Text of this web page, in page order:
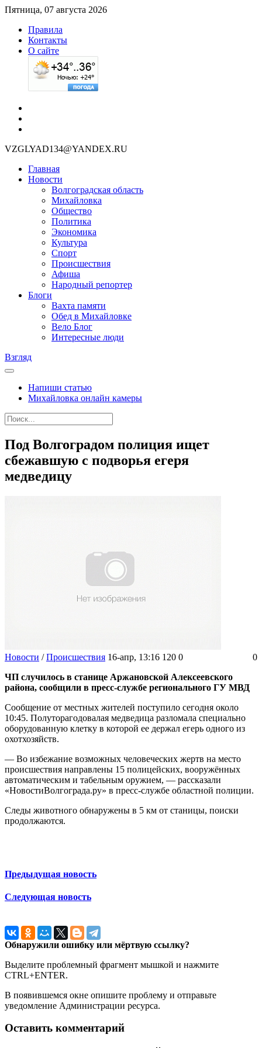
Пятница, 07 августа 2026
Правила
Контакты
О сайте
VZGLYAD134@YANDEX.RU
Главная
Новости
Волгоградская область
Михайловка
Общество
Политика
Экономика
Культура
Спорт
Происшествия
Афиша
Народный репортер
Блоги
Вахта памяти
Обед в Михайловке
Вело Блог
Интересные люди
Взгляд
Напиши статью
Михайловка онлайн камеры
Под Волгоградом полиция ищет
сбежавшую с подворья егеря
медведицу
Новости /Происшествия 16-апр, 13:16 120 0
0
ЧП случилось в станице Аржановской Алексеевского
района, сообщили в пресс-службе регионального ГУ МВД
Сообщение от местных жителей поступило сегодня около
10:45. Полуторагодовалая медведица разломала специально
оборудованную клетку в которой ее держал егерь одного из
охотхозяйств.
— Во избежание возможных человеческих жертв на место
происшествия направлены 15 полицейских, вооружённых
автоматическим и табельным оружием, — рассказали
«НовостиВолгограда.ру» в пресс-службе областной полиции.
Следы животного обнаружены в 5 км от станицы, поиски
продолжаются.
Предыдущая новость
Следующая новость
Обнаружили ошибку или мёртвую ссылку?
Выделите проблемный фрагмент мышкой и нажмите
CTRL+ENTER.
В появившемся окне опишите проблему и отправьте
уведомление Администрации ресурса.
Оставить комментарий